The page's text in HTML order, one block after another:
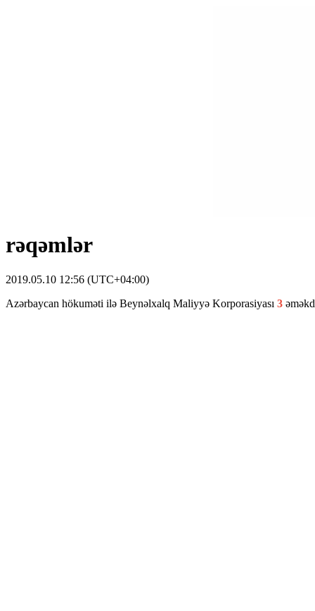
rəqəmlər
2019.05.10 12:56 (UTC+04:00)
Azərbaycan hökuməti ilə Beynəlxalq Maliyyə Korporasiyası 3